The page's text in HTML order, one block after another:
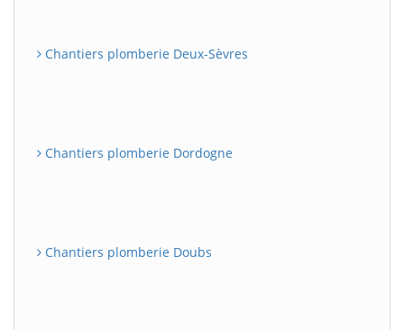
Chantiers plomberie Deux-Sèvres
Chantiers plomberie Dordogne
Chantiers plomberie Doubs